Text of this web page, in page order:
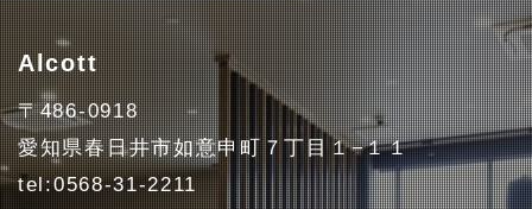
Alcott
〒486-0918
愛知県春日井市如意申町７丁目１−１１
tel:0568-31-2211